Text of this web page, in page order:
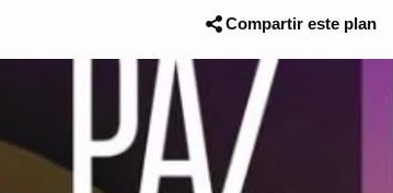
Compartir este plan